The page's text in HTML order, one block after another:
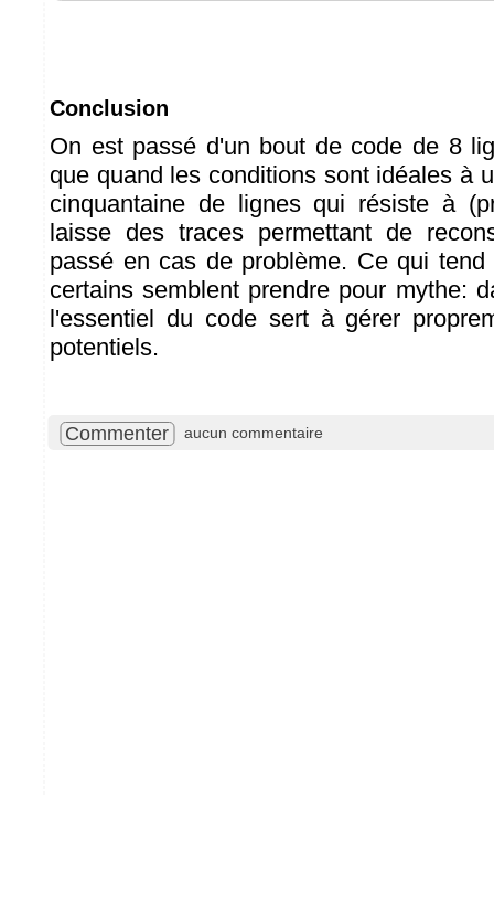
Conclusion
On est passé d'un bout de code de 8
que quand les conditions sont idéales à
cinquantaine de lignes qui résiste à
laisse des traces permettant de
passé en cas de problème. Ce qui
certains semblent prendre pour mythe:
l'essentiel du code sert à gérer
potentiels.
Commenter aucun commentaire